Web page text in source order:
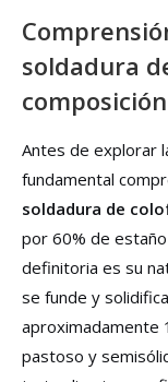
soldadura
Antes de explorar
fundamental
soldadura de
por 60% de
definitoria es su
se funde y
aproximadamente
pastoso y